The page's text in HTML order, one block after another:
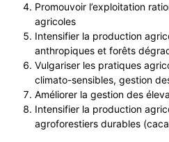
Promouvoir l’exploitation
agricoles
Intensifier la production
anthropiques et forêts
Vulgariser les pratiques
climato-sensibles, gestion
Améliorer la gestion des
Intensifier la production
agroforestiers durables